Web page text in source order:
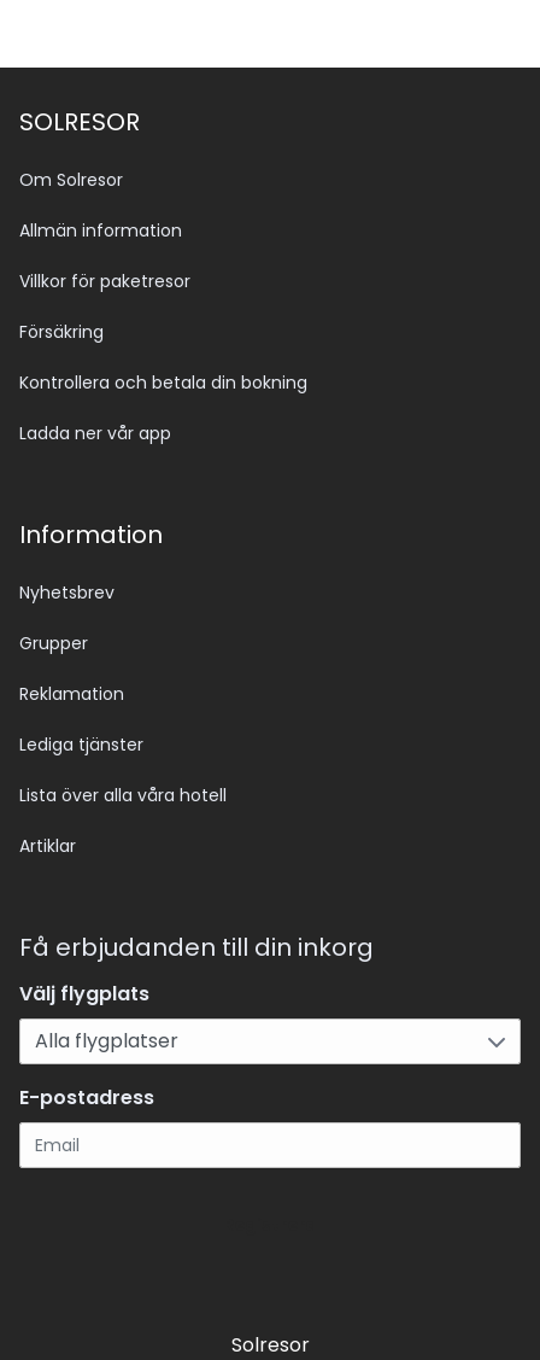
SOLRESOR
Om Solresor
Allmän information
Villkor för paketresor
Försäkring
Kontrollera och betala din bokning
Ladda ner vår app
Information
Nyhetsbrev
Grupper
Reklamation
Lediga tjänster
Lista över alla våra hotell
Artiklar
Få erbjudanden till din inkorg
Välj flygplats
E-postadress
Solresor